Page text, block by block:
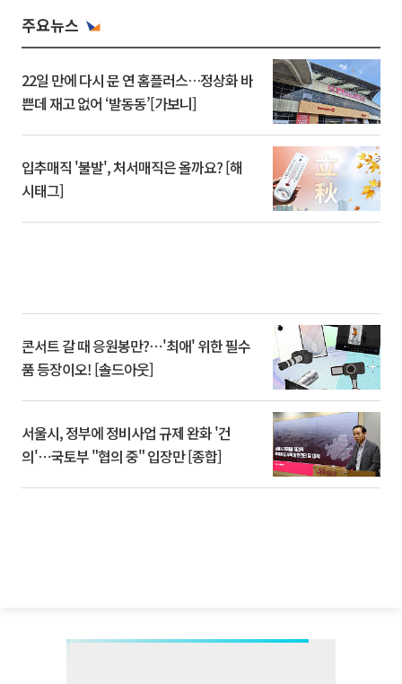
주요뉴스
22일 만에 다시 문 연 홈플러스…정상화 바
쁜데 재고 없어 ‘발동동’[가보니]
입추매직 '불발', 처서매직은 올까요? [해
시태그]
콘서트 갈 때 응원봉만?⋯'최애' 위한 필수
품 등장이오! [솔드아웃]
서울시, 정부에 정비사업 규제 완화 '건
의'⋯국토부 "협의 중" 입장만 [종합]